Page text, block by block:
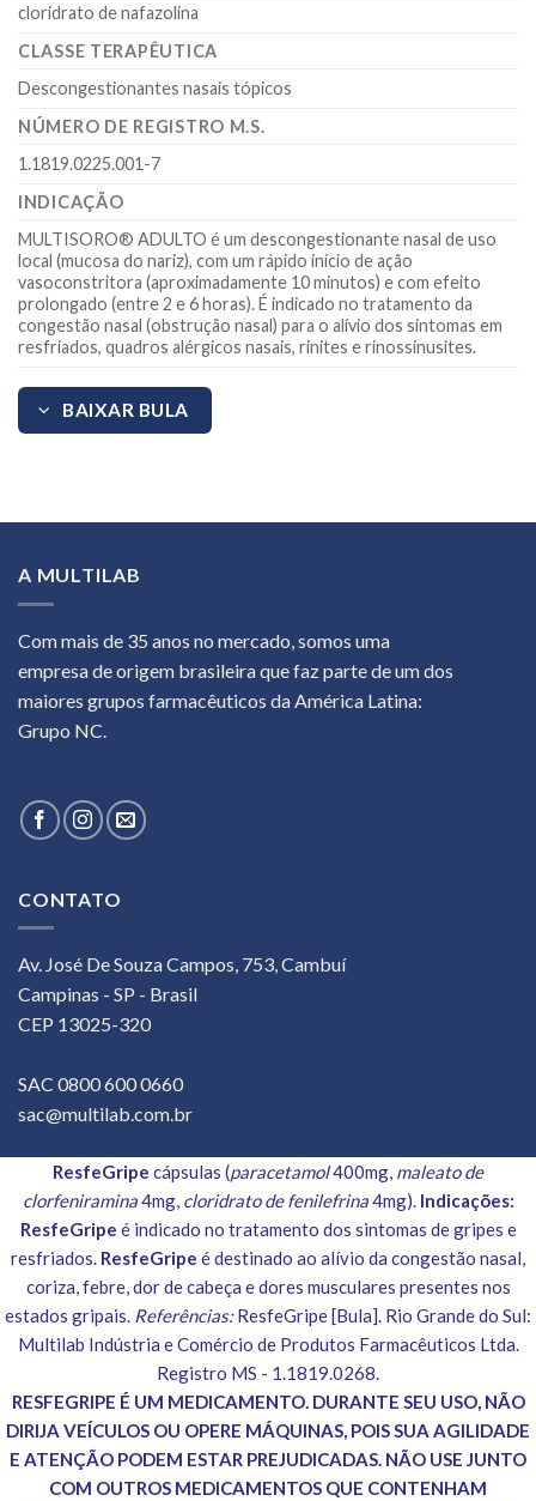
cloridrato de nafazolina
CLASSE TERAPÊUTICA
Descongestionantes nasais tópicos
NÚMERO DE REGISTRO M.S.
1.1819.0225.001-7
INDICAÇÃO
MULTISORO® ADULTO é um descongestionante nasal de uso
local (mucosa do nariz), com um rápido início de ação
vasoconstritora (aproximadamente 10 minutos) e com efeito
prolongado (entre 2 e 6 horas). É indicado no tratamento da
congestão nasal (obstrução nasal) para o alívio dos sintomas em
resfriados, quadros alérgicos nasais, rinites e rinossinusites.
BAIXAR BULA
A MULTILAB
Com mais de 35 anos no mercado, somos uma
empresa de origem brasileira que faz parte de um dos
maiores grupos farmacêuticos da América Latina:
Grupo NC.
CONTATO
Av. José De Souza Campos, 753, Cambuí
Campinas - SP - Brasil
CEP 13025-320
SAC 0800 600 0660
sac@multilab.com.br
ResfeGripe cápsulas (paracetamol400mg, maleato de
clorfeniramina4mg, cloridrato de fenilefrina4mg). Indicações:
ResfeGripe é indicado no tratamento dos sintomas de gripes e
resfriados. ResfeGripe é destinado ao alívio da congestão nasal,
coriza, febre, dor de cabeça e dores musculares presentes nos
estados gripais. Referências:ResfeGripe [Bula]. Rio Grande do Sul:
Multilab Indústria e Comércio de Produtos Farmacêuticos Ltda.
Registro MS - 1.1819.0268.
RESFEGRIPE É UM MEDICAMENTO. DURANTE SEU USO, NÃO
DIRIJA VEÍCULOS OU OPERE MÁQUINAS, POIS SUA AGILIDADE
E ATENÇÃO PODEM ESTAR PREJUDICADAS. NÃO USE JUNTO
COM OUTROS MEDICAMENTOS QUE CONTENHAM